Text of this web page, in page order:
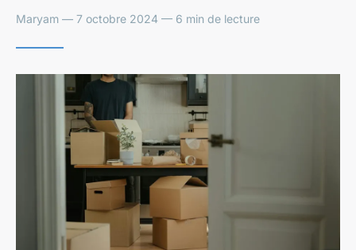
Maryam — 7 octobre 2024 — 6 min de lecture